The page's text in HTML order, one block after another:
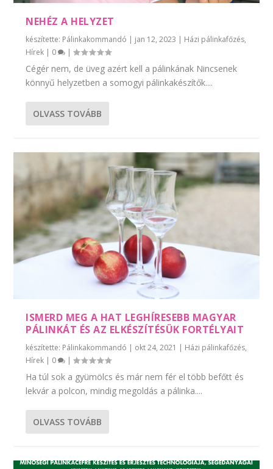
NEHÉZ A HELYZET
készítette: Pálinkakommandó | jan 12, 2023 | Házi pálinkafőzés,
Hírek | 0 |
Cégér nem, de üveg azért kell a pálinkának Nincsenek
könnyű helyzetben a somogyi pálinkakészítők....
OLVASS TOVÁBB
ISMERD MEG A HAT LEGHÍRESEBB MAGYAR
PÁLINKÁT ÉS AZ ELKÉSZÍTÉSÜK FORTÉLYAIT
készítette: Pálinkakommandó okt 24, 2021 Házi pálinkafőzés,
Hírek
0 |
Ha túl sok a gyümölcs és már nem fér el több befőtt és
lekvár a polcon, mindig megoldás a pálinka....
OLVASS TOVÁBB